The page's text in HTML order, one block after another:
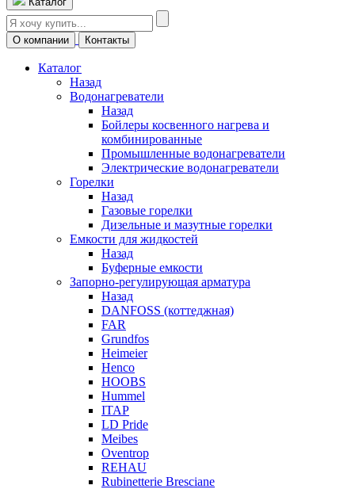
О компании Контакты
Каталог
Назад
Водонагреватели
Назад
Бойлеры косвенного нагрева и
комбинированные
Промышленные водонагреватели
Электрические водонагреватели
Горелки
Назад
Газовые горелки
Дизельные и мазутные горелки
Емкости для жидкостей
Назад
Буферные емкости
Запорно-регулирующая арматура
Назад
DANFOSS (коттеджная)
FAR
Grundfos
Heimeier
Henco
HOOBS
Hummel
ITAP
LD Pride
Meibes
Oventrop
REHAU
Rubinetterie Bresciane